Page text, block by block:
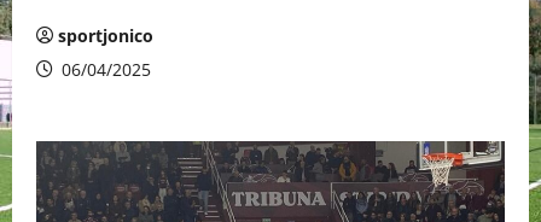
sportjonico
06/04/2025